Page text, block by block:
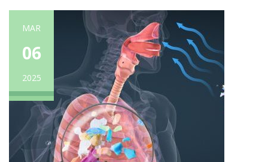
MAR
06
2025